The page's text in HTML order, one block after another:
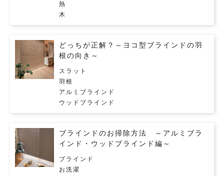
熱
木
どっちが正解？～ヨコ型ブラインドの羽
根の向き～
スラット
羽根
アルミブラインド
ウッドブラインド
ブラインドのお掃除方法 ～アルミブラ
インド・ウッドブラインド編～
ブラインド
お洗濯